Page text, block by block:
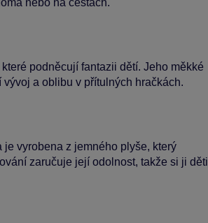
podněcují fantazii dětí. Jeho měkké
a oblibu v přítulných hračkách.
vyrobena z jemného plyše, který
zaručuje její odolnost, takže si ji děti